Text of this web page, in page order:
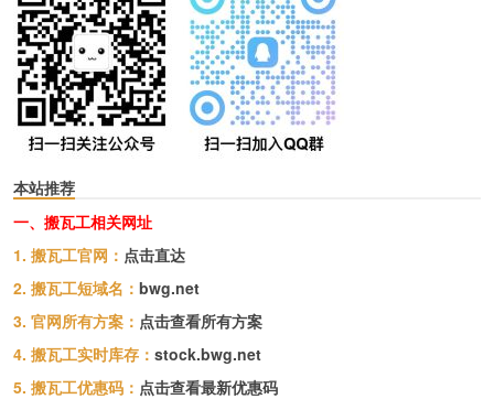
本站推荐
一、搬瓦工相关网址
1. 搬瓦工官网： 点击直达
2. 搬瓦工短域名： bwg.net
3. 官网所有方案： 点击查看所有方案
4. 搬瓦工实时库存： stock.bwg.net
5. 搬瓦工优惠码： 点击查看最新优惠码